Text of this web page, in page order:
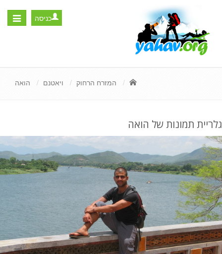
Toggle
כניסה
המזרח הרחוק ויאטנם הואה
גלריית תמונות של הואה